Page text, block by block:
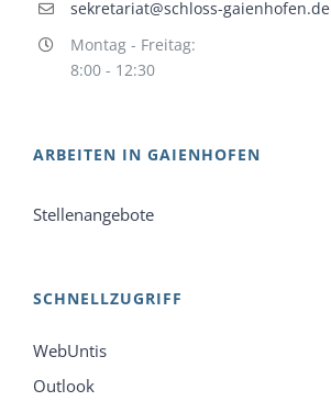
sekretariat@schloss-gaienhofen.de
Montag - Freitag:
8:00 - 12:30
ARBEITEN IN GAIENHOFEN
Stellenangebote
SCHNELLZUGRIFF
WebUntis
Outlook